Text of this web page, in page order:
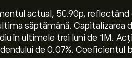
actual, 50.90‎p‎,
săptămână. Capitalizarea
în ultimele trei luni de 1M.
de 0.07%. Coeficientul